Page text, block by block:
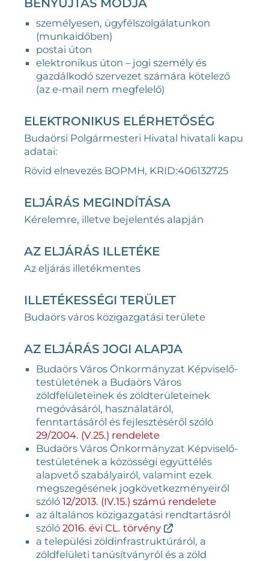
BENYÚJTÁS MÓDJA
személyesen, ügyfélszolgálatunkon
(munkaidőben)
postai úton
elektronikus úton – jogi személy és
gazdálkodó szervezet számára kötelező
(az e-mail nem megfelelő)
ELEKTRONIKUS ELÉRHETŐSÉG
Budaörsi Polgármesteri Hivatal hivatali kapu
adatai:
Rövid elnevezés BOPMH, KRID:406132725
ELJÁRÁS MEGINDÍTÁSA
Kérelemre, illetve bejelentés alapján
AZ ELJÁRÁS ILLETÉKE
Az eljárás illetékmentes
ILLETÉKESSÉGI TERÜLET
Budaörs város közigazgatási területe
AZ ELJÁRÁS JOGI ALAPJA
Budaörs Város Önkormányzat Képviselő-
testületének a Budaörs Város
zöldfelületeinek és zöldterületeinek
megóvásáról, használatáról,
fenntartásáról és fejlesztéséről szóló
29/2004. (V.25.) rendelete
Budaörs Város Önkormányzat Képviselő-
testületének a közösségi együttélés
alapvető szabályairól, valamint ezek
megszegésének jogkövetkezményeiről
szóló 12/2013. (IV.15.) számú rendelete
az általános közigazgatási rendtartásról
szóló 2016. évi CL. törvény
a települési zöldinfrastruktúráról, a
zöldfelületi tanúsítványról és a zöld